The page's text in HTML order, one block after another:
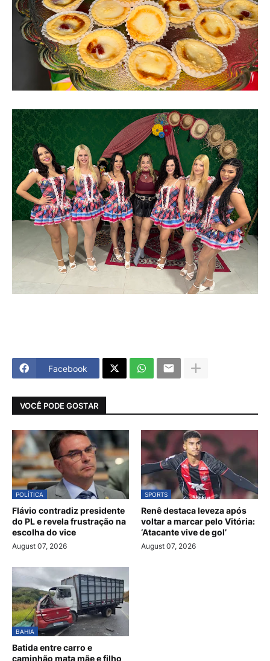
Facebook
VOCÊ PODE GOSTAR
POLÍTICA
Flávio contradiz presidente
do PL e revela frustração na
escolha do vice
August 07, 2026
SPORTS
Renê destaca leveza após
voltar a marcar pelo Vitória:
‘Atacante vive de gol’
August 07, 2026
BAHIA
Batida entre carro e
caminhão mata mãe e filho